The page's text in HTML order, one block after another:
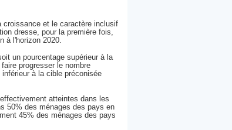
et le caractère inclusif
dresse, pour la première fois,
à l'horizon 2020.
un pourcentage supérieur à la
progresser le nombre
à la cible préconisée
atteintes dans les
50% des ménages des pays en
45% des ménages des pays